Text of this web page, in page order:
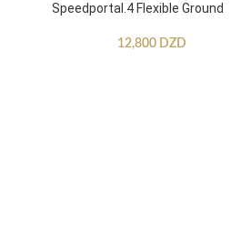
Speedportal.4 Flexible Ground
12,800 DZD